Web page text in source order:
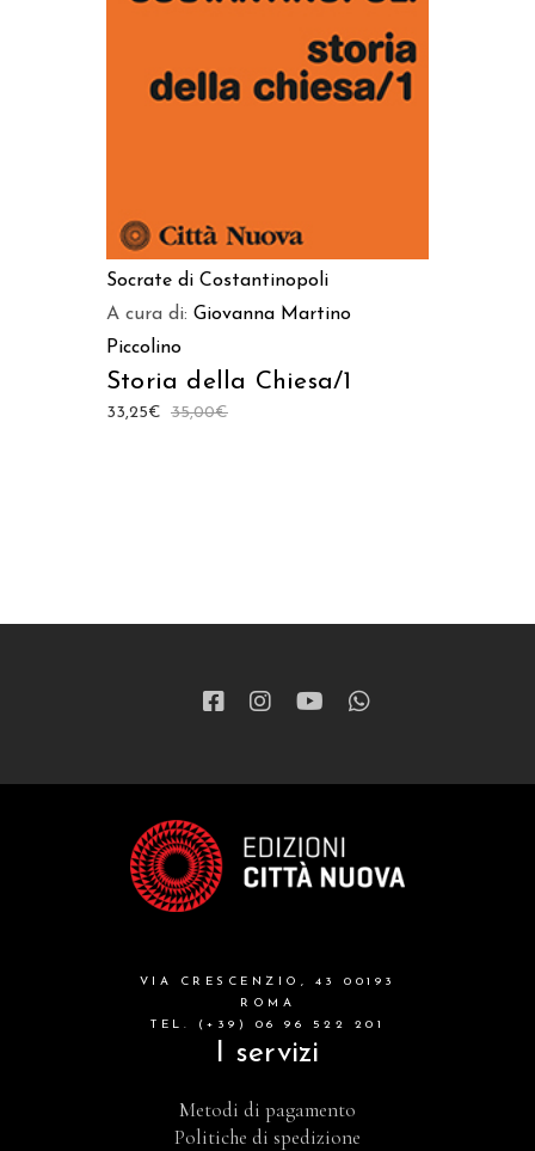
Socrate di Costantinopoli
A cura di: Giovanna Martino
Piccolino
Storia della Chiesa/1
35,00€
33,25€
VIA CRESCENZIO, 43 00193
ROMA
TEL. (+39) 06 96 522 201
I servizi
Metodi di pagamento
Politiche di spedizione